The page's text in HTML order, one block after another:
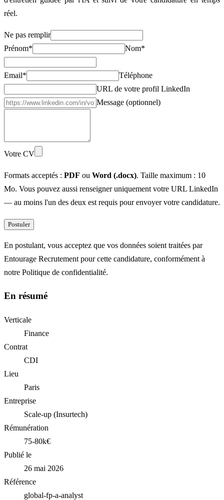
réel.
Ne pas remplir
Prénom* Nom*
Email*
Téléphone
URL de votre profil LinkedIn
Message (optionnel)
Votre CV
Formats acceptés : PDF ou Word (.docx). Taille maximum : 10
Mo. Vous pouvez aussi renseigner uniquement votre URL LinkedIn
— au moins l'un des deux est requis pour envoyer votre candidature.
Postuler
En postulant, vous acceptez que vos données soient traitées par
Entourage Recrutement pour cette candidature, conformément à
notre Politique de confidentialité.
En résumé
Verticale
Finance
Contrat
CDI
Lieu
Paris
Entreprise
Scale-up (Insurtech)
Rémunération
75-80k€
Publié le
26 mai 2026
Référence
global-fp-a-analyst